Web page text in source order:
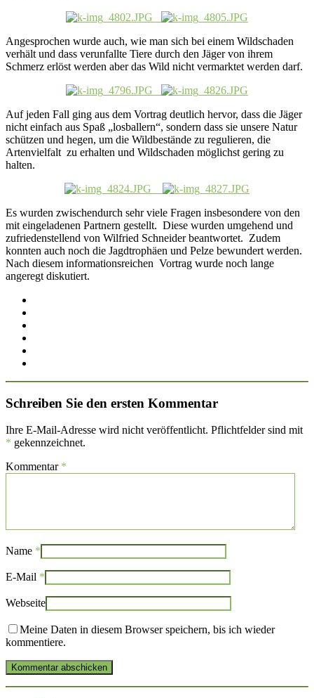
Angesprochen wurde auch, wie man sich bei einem Wildschaden
verhält und dass verunfallte Tiere durch den Jäger von ihrem
Schmerz erlöst werden aber das Wild nicht vermarktet werden darf.
Auf jeden Fall ging aus dem Vortrag deutlich hervor, dass die Jäger
nicht einfach aus Spaß „losballern“, sondern dass sie unsere Natur
schützen und hegen, um die Wildbestände zu regulieren, die
Artenvielfalt zu erhalten und Wildschaden möglichst gering zu
halten.
Es wurden zwischendurch sehr viele Fragen insbesondere von den
mit eingeladenen Partnern gestellt. Diese wurden umgehend und
zufriedenstellend von Wilfried Schneider beantwortet. Zudem
konnten auch noch die Jagdtrophäen und Pelze bewundert werden.
Nach diesem informationsreichen Vortrag wurde noch lange
angeregt diskutiert.
Schreiben Sie den ersten Kommentar
Ihre E-Mail-Adresse wird nicht veröffentlicht. Pflichtfelder sind mit
* gekennzeichnet.
Kommentar *
Name *
E-Mail *
Webseite
Meine Daten in diesem Browser speichern, bis ich wieder
kommentiere.
Kommentar abschicken